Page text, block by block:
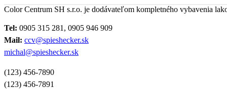
Color Centrum SH s.r.o. je dodávateľom kompletného vybavenia
Tel: 0905 315 281, 0905 946 909
Mail: ccv@spieshecker.sk
michal@spieshecker.sk
(123) 456-7890
(123) 456-7891